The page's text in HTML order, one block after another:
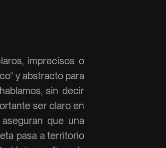
imprecisos o
y abstracto para
sin decir
ser claro en
que una
pasa a territorio